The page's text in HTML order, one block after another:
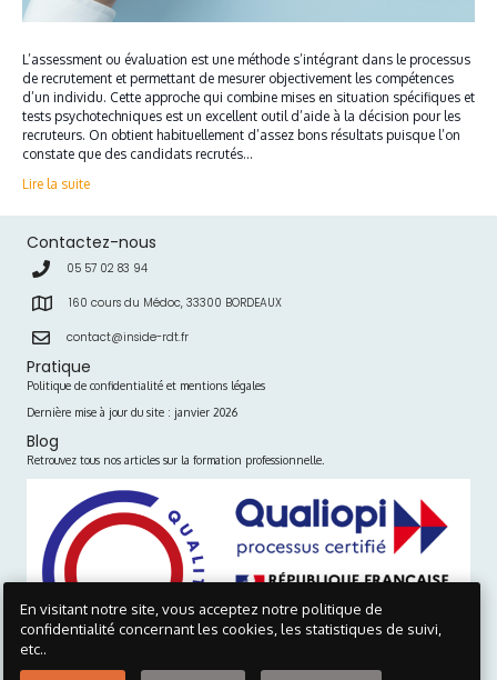
L’assessment ou évaluation est une méthode s’intégrant dans le processus
de recrutement et permettant de mesurer objectivement les compétences
d’un individu. Cette approche qui combine mises en situation spécifiques et
tests psychotechniques est un excellent outil d’aide à la décision pour les
recruteurs. On obtient habituellement d’assez bons résultats puisque l’on
constate que des candidats recrutés…
Lire la suite
Contactez-nous
05 57 02 83 94
160 cours du Médoc, 33300 BORDEAUX
contact@inside-rdt.fr
Pratique
Politique de confidentialité et mentions légales
Dernière mise à jour du site : janvier 2026
Blog
Retrouvez tous nos articles sur la formation professionnelle.
Visionner le certificat >>
En visitant notre site, vous acceptez notre politique de
confidentialité concernant les cookies, les statistiques de suivi,
etc..